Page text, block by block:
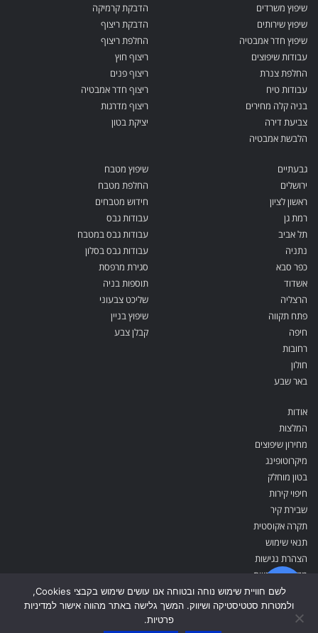
שיפוץ משרדים
שיפוץ שירותים
שיפוץ חדר אמבטיה
עבודות שיפוצים
החלפת צנרת
עבודות טיח
בניה קלה מחירים
צביעת דירה
הלבשת אמבטיה
הדבקת קרמיקה
הדבקת ריצוף
החלפת ריצוף
ריצוף חוץ
ריצוף פנים
ריצוף חדר אמבטיה
ריצוף מדרגות
יציקת בטון
גבעתיים
ירושלים
ראשון לציון
רמת גן
תל אביב
נתניה
כפר סבא
אשדוד
הרצליה
פתח תקווה
חיפה
רחובות
חולון
באר שבע
שיפוץ מטבח
החלפת מטבח
חידוש מטבחים
עבודות גבס
עבודות גבס במטבח
עבודות גבס בסלון
סגירת מרפסת
תוספות בניה
שליכט צבעוני
שיפוץ בניין
קבלן צבע
אודות
המלצות
מחירון שיפוצים
מיקרוטופינג
בטון מוחלק
חיפוי קירות
שבירת קיר
תקרה אקוסטית
תנאי שימוש
הצהרת נגישות
מדיניות פרטיות
צור קשר
לשם חוויית שימוש נוחה ובטוחה אנו עושים שימוש בקבצי Cookies,
ולמטרות סטטיסטיקה ושיווק. המשך גלישה באתר מהווה אישור למדיניות
פרטיות.